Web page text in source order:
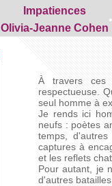
Impatiences
Olivia-Jeanne Cohen
•
À travers ces
respectueuse.
seul homme à
Je rends ici
neufs : poètes
temps,
captures à
et les reflets
Pour autant, je
d'autres